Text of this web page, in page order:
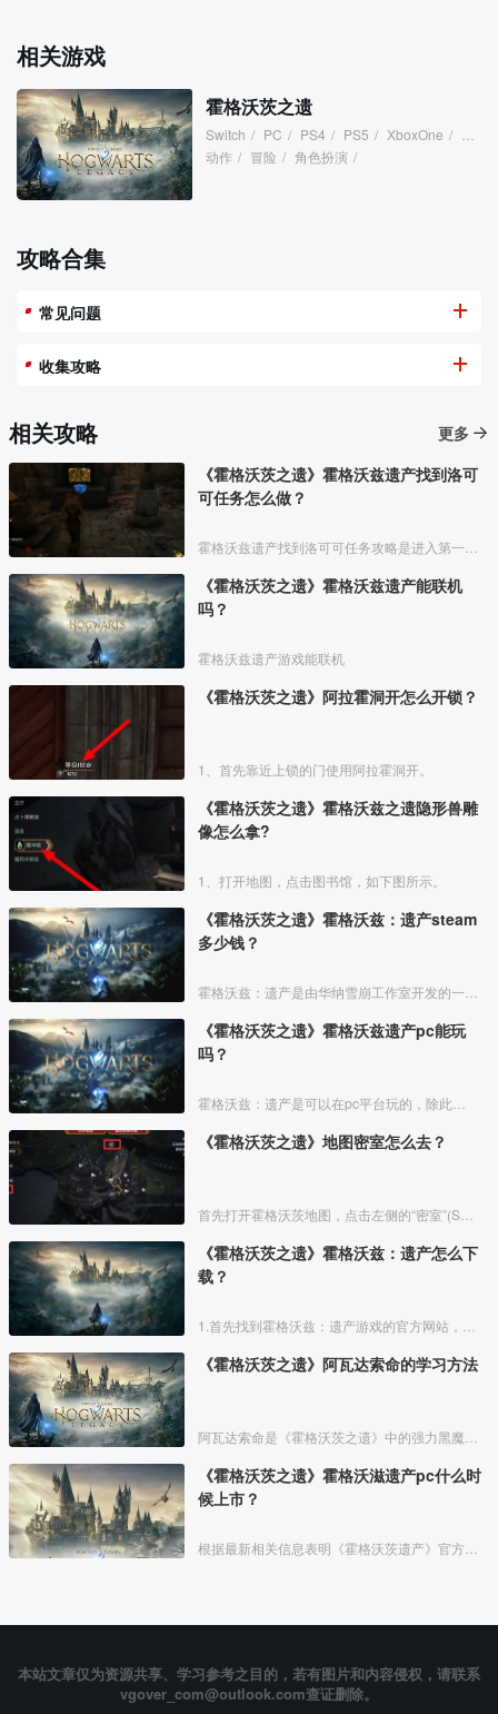
相关游戏
霍格沃茨之遗
Switch / PC / PS4 / PS5 / XboxOne /
动作 / 冒险 / 角色扮演 /
攻略合集
常见问题
收集攻略
相关攻略
更多
《霍格沃茨之遗》霍格沃兹遗产找到洛可
可任务怎么做？
《霍格沃茨之遗》霍格沃兹遗产能联机
吗？
霍格沃兹遗产游戏能联机
《霍格沃茨之遗》阿拉霍洞开怎么开锁？
1、首先靠近上锁的门使用阿拉霍洞开。
《霍格沃茨之遗》霍格沃兹之遗隐形兽雕
像怎么拿?
1、打开地图，点击图书馆，如下图所示。
《霍格沃茨之遗》霍格沃兹：遗产steam
多少钱？
《霍格沃茨之遗》霍格沃兹遗产pc能玩
吗？
《霍格沃茨之遗》地图密室怎么去？
《霍格沃茨之遗》霍格沃兹：遗产怎么下
载？
《霍格沃茨之遗》阿瓦达索命的学习方法
《霍格沃茨之遗》霍格沃滋遗产pc什么时
候上市？
本站文章仅为资源共享、学习参考之目的，若有图片和内容侵权，请联系
vgover_com@outlook.com查证删除。